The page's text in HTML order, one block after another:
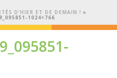
D’HIER ET DE DEMAIN ! »
1024×766